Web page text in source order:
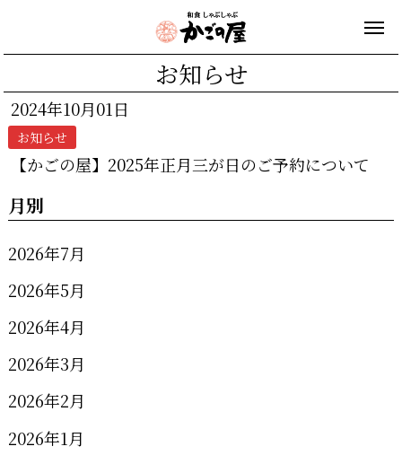
お知らせ
2024年10月01日
お知らせ
【かごの屋】2025年正月三が日のご予約について
月別
2026年7月
2026年5月
2026年4月
2026年3月
2026年2月
2026年1月